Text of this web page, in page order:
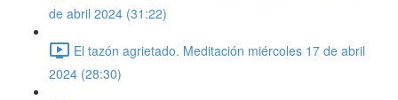
de abril 2024 (31:22)
El tazón agrietado. Meditación miércoles 17 de abril
2024 (28:30)